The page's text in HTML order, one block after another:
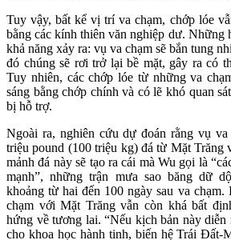
Tuy vậy, bất kể vị trí va chạm, chớp lóe
bằng các kính thiên văn nghiệp dư. Những
khả năng xảy ra: vụ va chạm sẽ bắn tung
đó chúng sẽ rơi trở lại bề mặt, gây ra có
Tuy nhiên, các chớp lóe từ những va
sáng bằng chớp chính và có lẽ khó quan
bị hỗ trợ.
Ngoài ra, nghiên cứu dự đoán rằng vụ
triệu pound (100 triệu kg) đá từ Mặt
mảnh đá này sẽ tạo ra cái mà Wu gọi là
mạnh”, những trận mưa sao băng dữ
khoảng từ hai đến 100 ngày sau va
chạm với Mặt Trăng vẫn còn khá bất
hứng về tương lai. “Nếu kịch bản này diễn
cho khoa học hành tinh, biến hệ Trái Đất-